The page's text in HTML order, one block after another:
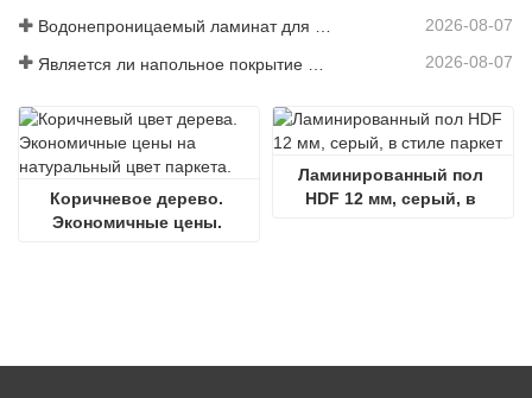
Водонепроницаемый ламинат для кухни 2026-08-07
2026-08-07
Коричневое дерево.
Экономичные цены.
Ламинированный пол
HDF 12 мм, серый, в